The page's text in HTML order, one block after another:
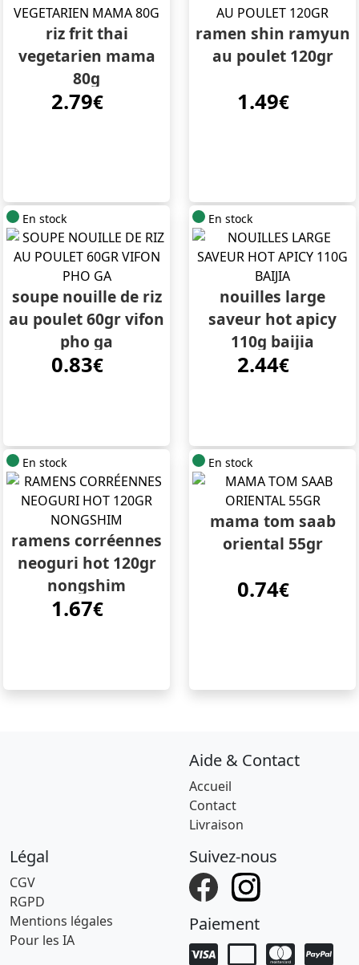
riz frit thai
vegetarien mama
80g
2.79€
ramen shin ramyun
au poulet 120gr
1.49€
En stock
soupe nouille de riz
au poulet 60gr vifon
pho ga
0.83€
En stock
nouilles large
saveur hot apicy
110g baijia
2.44€
En stock
ramens corréennes
neoguri hot 120gr
nongshim
1.67€
En stock
mama tom saab
oriental 55gr
0.74€
Aide & Contact
Accueil
Contact
Livraison
Légal
CGV
RGPD
Mentions légales
Pour les IA
Suivez-nous
Paiement